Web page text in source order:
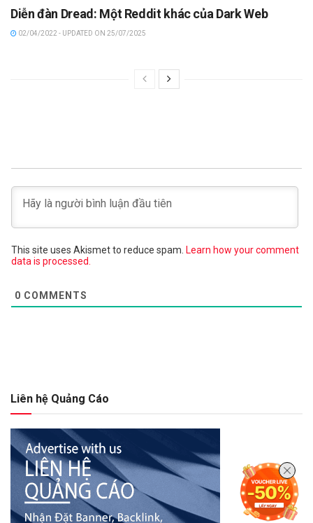
Diễn đàn Dread: Một Reddit khác của Dark Web
02/04/2022 - UPDATED ON 25/07/2025
This site uses Akismet to reduce spam. Learn how your comment
data is processed.
0 COMMENTS
Liên hệ Quảng Cáo